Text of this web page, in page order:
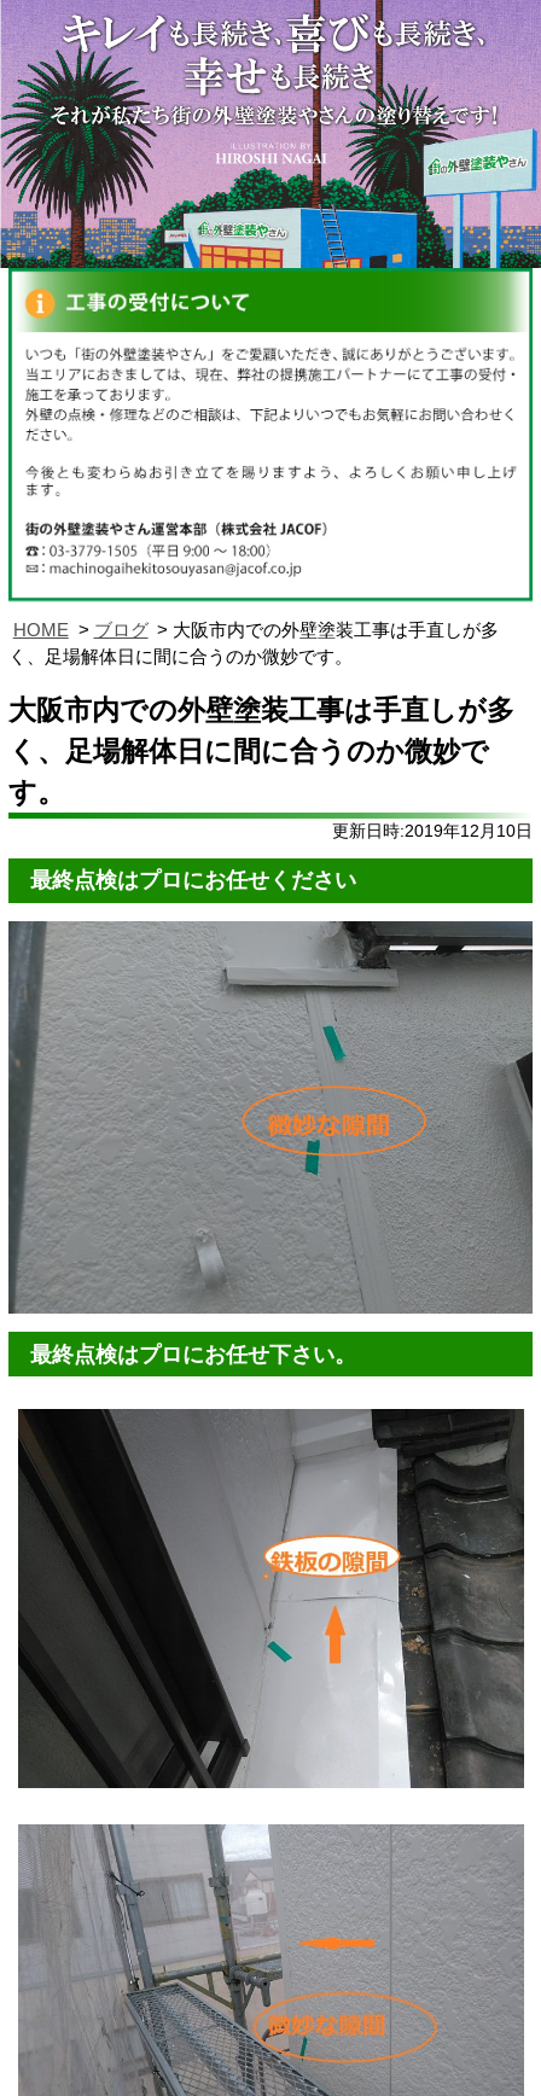
HOME ブログ
大阪市内での外壁塗装工事は手直しが多
く、足場解体日に間に合うのか微妙です。
大阪市内での外壁塗装工事は手直しが多
く、足場解体日に間に合うのか微妙で
す。
更新日時:2019年12月10日
最終点検はプロにお任せください
最終点検はプロにお任せ下さい。